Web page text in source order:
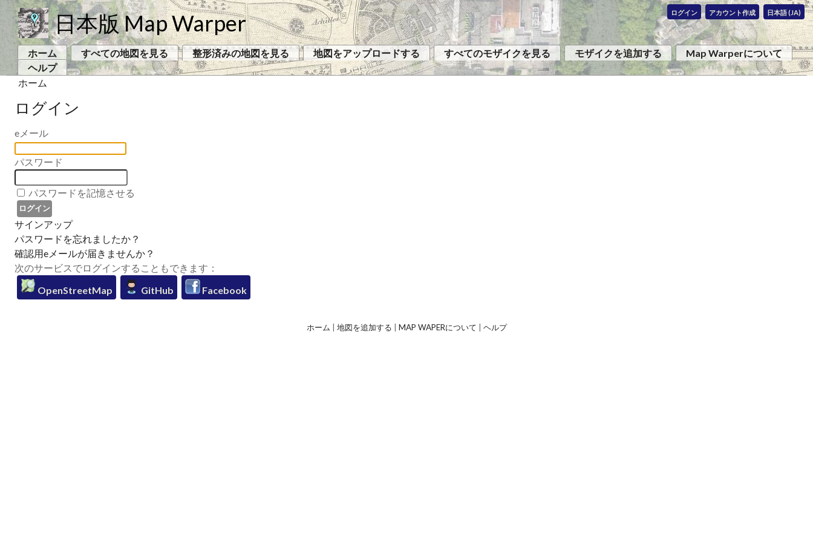
日本版 Map Warper ログイン アカウント作成 日本語 (JA)
ホーム すべての地図を見る 整形済みの地図を見る 地図をアップロードする すべてのモザイクを見る モザイクを追加する
Map Warperについて
ヘルプ
ホーム
ログイン
eメール
パスワード
パスワードを記憶させる
サインアップ
パスワードを忘れましたか？
確認用eメールが届きませんか？
次のサービスでログインすることもできます：
OpenStreetMap
GitHub Facebook
ホーム 地図を追加する MAP WAPERについて ヘルプ